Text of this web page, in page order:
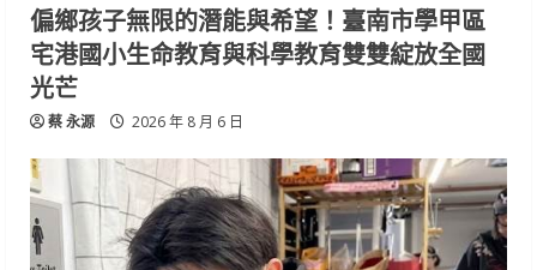
偏鄉孩子無限的潛能與希望！臺南市學甲區
宅港國小生命教育與科學教育雙雙綻放全國
光芒
蔡 永源 2026 年 8 月 6 日